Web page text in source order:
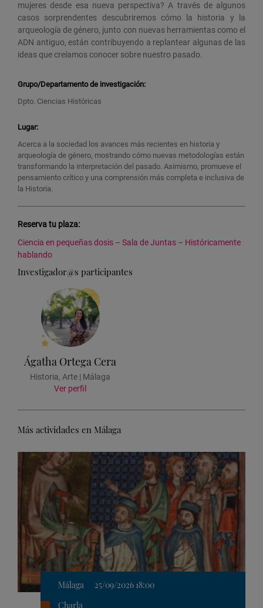
mujeres desde esa nueva perspectiva? A través de algunos
casos sorprendentes descubriremos cómo la historia y la
arqueología de género, junto con nuevas herramientas como el
ADN antiguo, están contribuyendo a replantear algunas de las
ideas que creíamos conocer sobre nuestro pasado.
Grupo/Departamento de investigación:
Dpto. Ciencias Históricas
Lugar:
Acerca a la sociedad los avances más recientes en historia y
arqueología de género, mostrando cómo nuevas metodologías están
transformando la interpretación del pasado. Asimismo, promueve el
pensamiento crítico y una comprensión más completa e inclusiva de
la Historia.
Reserva tu plaza:
Ciencia en pequeñas dosis – Sala de Juntas – Históricamente
hablando
Investigador@s participantes
Ágatha Ortega Cera
Historia, Arte | Málaga
Ver perfil
Más actividades en Málaga
Málaga
25/09/2026 18:00
Charla